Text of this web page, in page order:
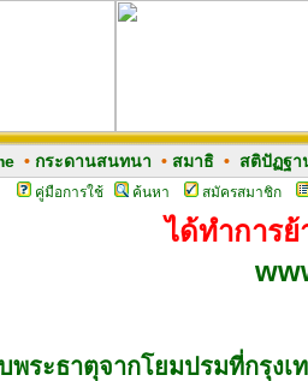
• กระดานสนทนา • สมาธิ• สติปัฏฐา
คู่มือการใช้ ค้นหา สมัครสมาชิก
ได้ทำการ
พระธาตุจากโยมปรมที่กรุงเ